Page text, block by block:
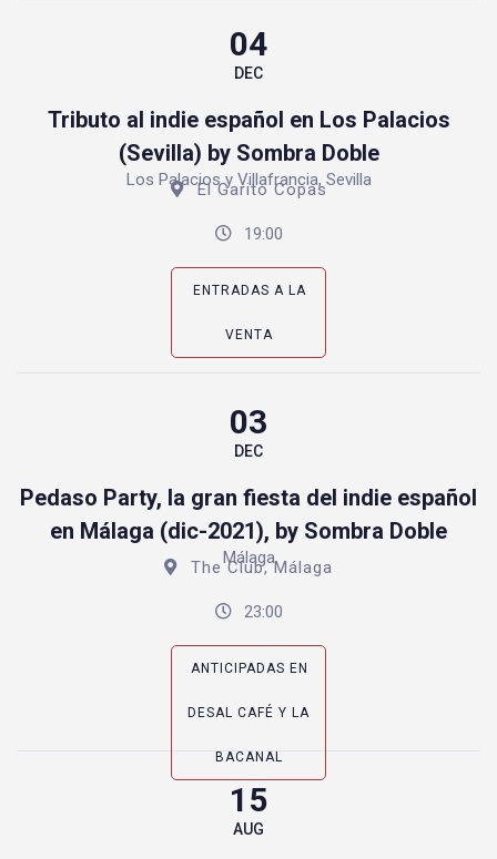
04
DEC
Tributo al indie español en Los Palacios
(Sevilla) by Sombra Doble
Los Palacios y Villafrancia, Sevilla
El Garito Copas
19:00
ENTRADAS A LA
VENTA
03
DEC
Pedaso Party, la gran fiesta del indie español
en Málaga (dic-2021), by Sombra Doble
Málaga
The Club, Málaga
23:00
ANTICIPADAS EN
DESAL CAFÉ Y LA
BACANAL
15
AUG